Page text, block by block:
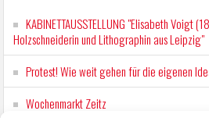
KABINETTAUSSTELLUNG "Elisabeth Voigt
Holzschneiderin und Lithographin aus Leipzig"
Protest! Wie weit gehen für die eigenen
Wochenmarkt Zeitz